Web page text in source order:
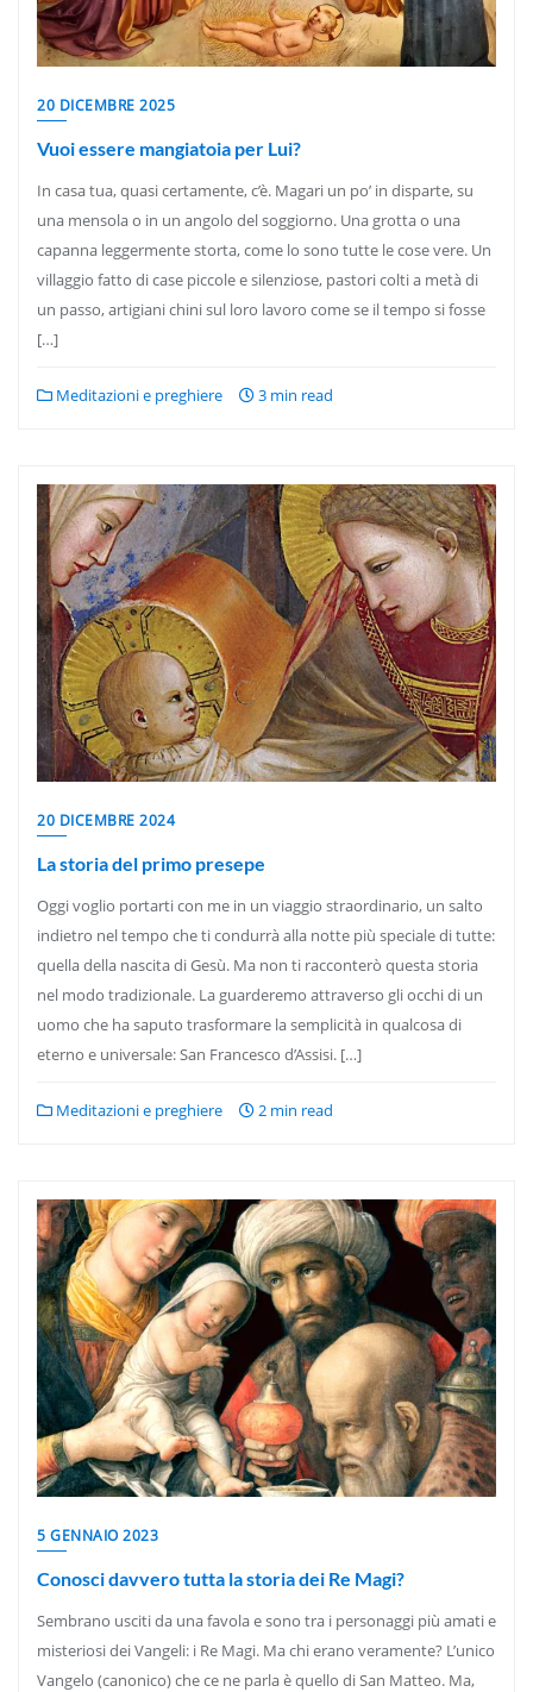
20 DICEMBRE 2025
Vuoi essere mangiatoia per Lui?
In casa tua, quasi certamente, c’è. Magari un po’ in disparte, su
una mensola o in un angolo del soggiorno. Una grotta o una
capanna leggermente storta, come lo sono tutte le cose vere. Un
villaggio fatto di case piccole e silenziose, pastori colti a metà di
un passo, artigiani chini sul loro lavoro come se il tempo si fosse
[…]
Meditazioni e preghiere 3 min read
20 DICEMBRE 2024
La storia del primo presepe
Oggi voglio portarti con me in un viaggio straordinario, un salto
indietro nel tempo che ti condurrà alla notte più speciale di tutte:
quella della nascita di Gesù. Ma non ti racconterò questa storia
nel modo tradizionale. La guarderemo attraverso gli occhi di un
uomo che ha saputo trasformare la semplicità in qualcosa di
eterno e universale: San Francesco d’Assisi. […]
Meditazioni e preghiere 2 min read
5 GENNAIO 2023
Conosci davvero tutta la storia dei Re Magi?
Sembrano usciti da una favola e sono tra i personaggi più amati e
misteriosi dei Vangeli: i Re Magi. Ma chi erano veramente? L’unico
Vangelo (canonico) che ce ne parla è quello di San Matteo. Ma,